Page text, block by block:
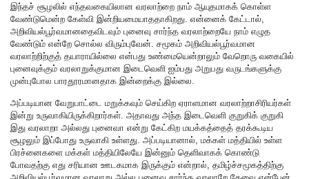
இந்தச் சூழலில் எந்தவகையிலான வரலாற்றை நாம் ஆயுதமாகக் கொள்ள
வேண்டுமென்ற கேள்வி இன்றியமையாததாகிறது. என்னைக் கேட்டால்,
அறிவியல்பூர்வமானதைவிடவும் புனைவு சார்ந்த வரலாற்றையே நாம் எழுத
வேண்டும் என்றே சொல்ல விரும்புவேன். சமூகம் அறிவியல்பூர்வமான
வரலாற்றிற்குத் தயாராயில்லை என்பது உண்மையென்றாலும் வேறொரு வகையில்
புனைவுக்கும் வரலாறுக்குமான இடைவெளி ஐம்பது அறுபது வருடங்களுக்கு
முன்புபோல பாரதூரமானதாக இன்றைக்கு இல்லை.
அப்படியான வேறுபாட்டை மறுக்கவும் செய்கிற ஏராளமான வரலாற்றாசிரியர்கள்
இன்று உருவாகியிருக்கிறார்கள். அதாவது அந்த இடைவெளி குறுகிக் குறுகி
இது வரலாறா அல்லது புனைவா என்று கேட்கிற மயக்கத்தைத் தரக்கூடிய
சூழலும் இப்போது உருவாகி உள்ளது. அப்படியானால், மக்கள் மத்தியில் உள்ள
பிரச்னைகளை மக்கள் மத்தியிலேயே இன்னும் தெளிவாகக் கொண்டு
போவதற்கு எது சரியான ஊடகமாக இருக்கும் என்றால், தமிழ்ச்சமூகத்திற்கு